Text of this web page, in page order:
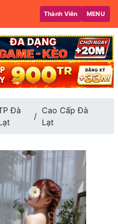
Thành Viên MENU
Đà
Cao Cấp Đà
Lạt